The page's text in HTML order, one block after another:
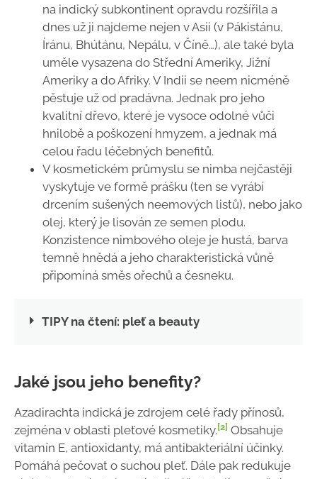
na indický subkontinent opravdu rozšířila a
dnes už ji najdeme nejen v Asii (v Pákistánu,
Íránu, Bhútánu, Nepálu, v Číně…), ale také byla
uměle vysazena do Střední Ameriky, Jižní
Ameriky a do Afriky. V Indii se neem nicméně
pěstuje už od pradávna. Jednak pro jeho
kvalitní dřevo, které je vysoce odolné vůči
hnilobě a poškození hmyzem, a jednak má
celou řadu léčebných benefitů.
V kosmetickém průmyslu se nimba nejčastěji
vyskytuje ve formě prášku (ten se vyrábí
drcením sušených neemových listů), nebo jako
olej, který je lisován ze semen plodu.
Konzistence nimbového oleje je hustá, barva
temně hnědá a jeho charakteristická vůně
připomíná směs ořechů a česneku.
TIPY na čtení: pleť a beauty
Jaké jsou jeho benefity?
Azadirachta indická je zdrojem celé řady přínosů,
zejména v oblasti pleťové kosmetiky.[2] Obsahuje
vitamín E, antioxidanty, má antibakteriální účinky.
Pomáhá pečovat o suchou pleť. Dále pak redukuje